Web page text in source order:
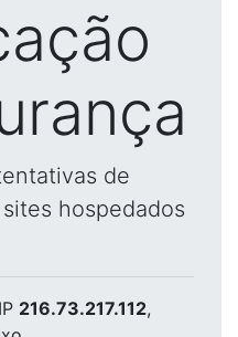
de
hospedados
216.73.217.112,